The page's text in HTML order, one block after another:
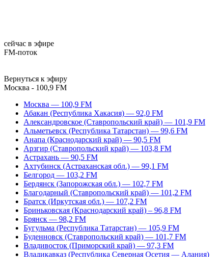
сейчас в эфире
FM-поток
Вернуться к эфиру
Москва - 100,9 FM
Москва — 100,9 FM
Абакан (Республика Хакасия) — 92,0 FM
Александровское (Ставропольский край) — 101,9 FM
Альметьевск (Республика Татарстан) — 99,6 FM
Анапа (Краснодарский край) — 90,5 FM
Арзгир (Ставропольский край) — 103,8 FM
Астрахань — 90,5 FM
Ахтубинск (Астраханская обл.) — 99,1 FM
Белгород — 103,2 FM
Бердянск (Запорожская обл.) — 102,7 FM
Благодарный (Ставропольский край) — 101,2 FM
Братск (Иркутская обл.) — 107,2 FM
Бриньковская (Краснодарский край) – 96,8 FM
Брянск — 98,2 FM
Бугульма (Республика Татарстан) — 105,9 FM
Буденновск (Ставропольский край) — 101,7 FM
Владивосток (Приморский край) — 97,3 FM
Владикавказ (Республика Северная Осетия — Алания)